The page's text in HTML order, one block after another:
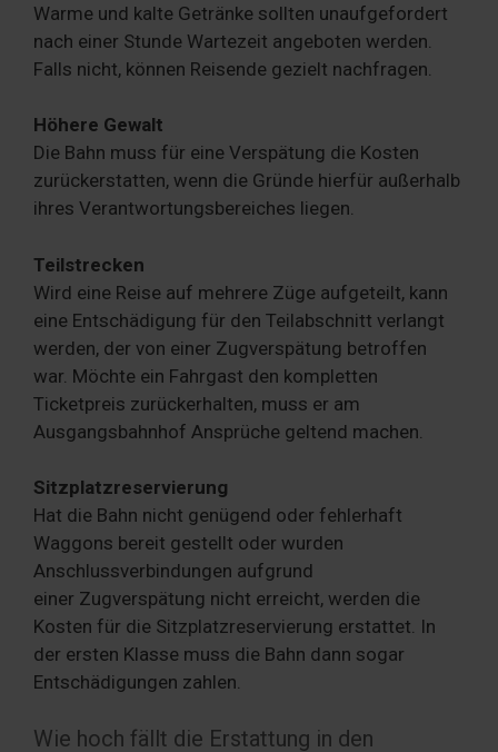
Warme und kalte Getränke sollten unaufgefordert
nach einer Stunde Wartezeit angeboten werden.
Falls nicht, können Reisende gezielt nachfragen.
Höhere Gewalt
Die Bahn muss für eine Verspätung die Kosten
zurückerstatten, wenn die Gründe hierfür außerhalb
ihres Verantwortungsbereiches liegen.
Teilstrecken
Wird eine Reise auf mehrere Züge aufgeteilt, kann
eine Entschädigung für den Teilabschnitt verlangt
werden, der von einer Zugverspätung betroffen
war. Möchte ein Fahrgast den kompletten
Ticketpreis zurückerhalten, muss er am
Ausgangsbahnhof Ansprüche geltend machen.
Sitzplatzreservierung
Hat die Bahn nicht genügend oder fehlerhaft
Waggons bereit gestellt oder wurden
Anschlussverbindungen aufgrund
einer Zugverspätung nicht erreicht, werden die
Kosten für die Sitzplatzreservierung erstattet. In
der ersten Klasse muss die Bahn dann sogar
Entschädigungen zahlen.
Wie hoch fällt die Erstattung in den